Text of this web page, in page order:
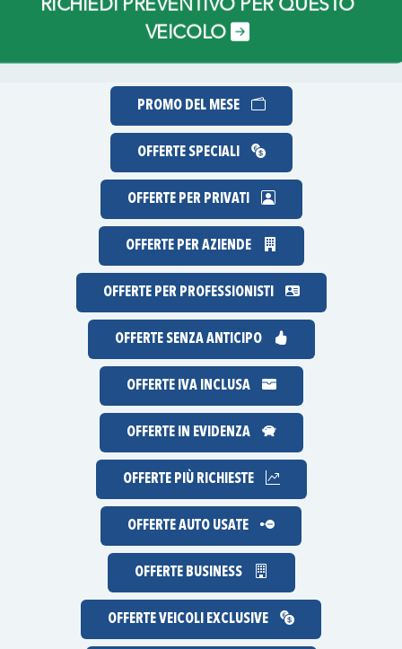
RICHIEDI PREVENTIVO PER QUESTO
VEICOLO
PROMO DEL MESE
OFFERTE SPECIALI
OFFERTE PER PRIVATI
OFFERTE PER AZIENDE
OFFERTE PER PROFESSIONISTI
OFFERTESENZA ANTICIPO
OFFERTE IVA INCLUSA
OFFERTE IN EVIDENZA
OFFERTE PIÙ RICHIESTE
OFFERTE AUTO USATE
OFFERTE BUSINESS
OFFERTE VEICOLI EXCLUSIVE